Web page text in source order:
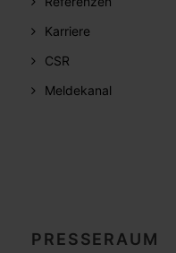
Karriere
CSR
Meldekanal
PRESSERAUM